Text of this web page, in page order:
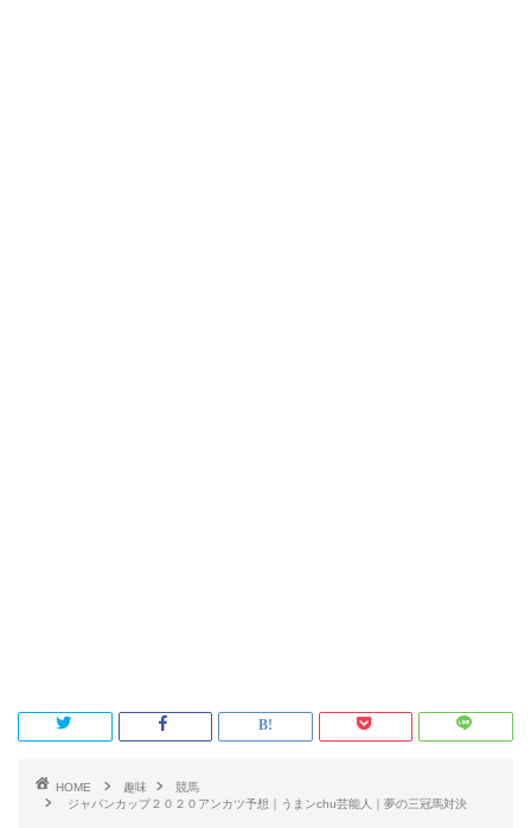
HOME 趣味
競馬
ジャパンカップ２０２０アンカツ予想｜うまンchu芸能人｜夢の三冠馬対決